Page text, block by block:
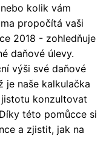
kolik vám
propočítá vaši
2018 - zohledňuje
daňové úlevy.
výši své daňové
je naše kalkulačka
konzultovat
této pomůcce si
a zjistit, jak na